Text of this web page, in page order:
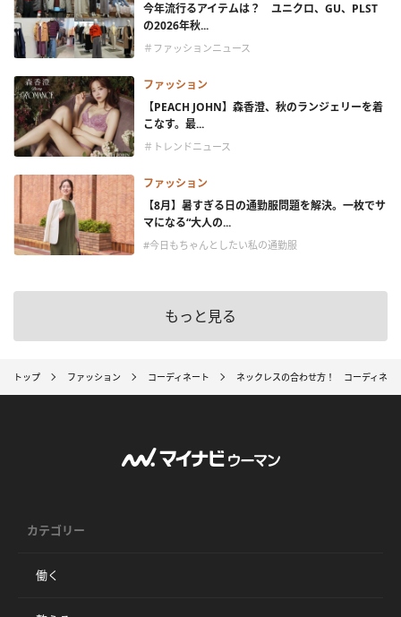
今年流行るアイテムは？ ユニクロ、GU、PLST
の2026年秋...
＃ファッションニュース
ファッション
【PEACH JOHN】森香澄、秋のランジェリーを着
こなす。最...
＃トレンドニュース
ファッション
【8月】暑すぎる日の通勤服問題を解決。一枚でサ
マになる“大人の...
#今日もちゃんとしたい私の通勤服
もっと見る
トップ ファッション コーディネート ネックレスの合わせ方！ コーディネー
カテゴリー
働く